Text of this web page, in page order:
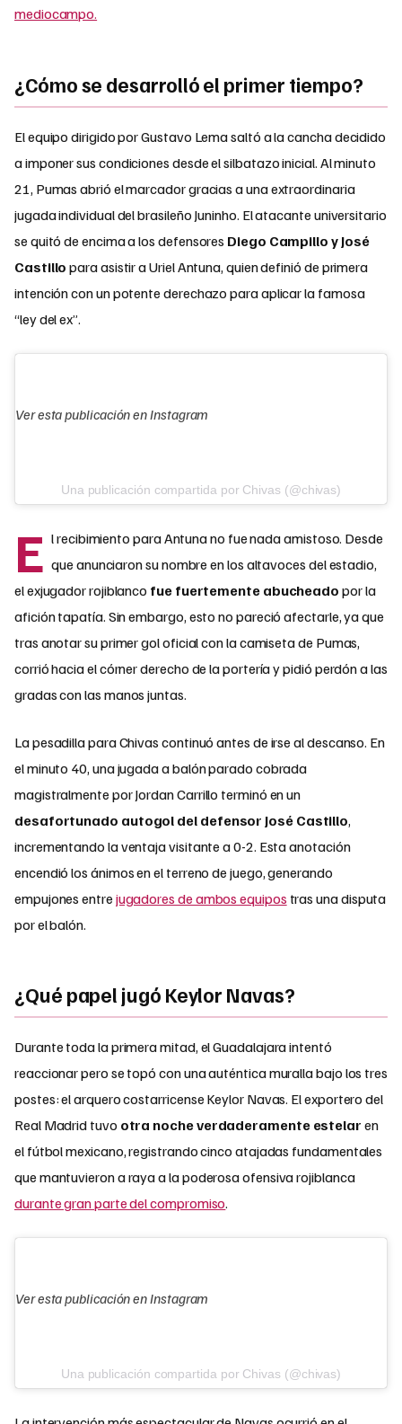
mediocampo.
¿Cómo se desarrolló el primer tiempo?
El equipo dirigido por Gustavo Lema saltó a la cancha decidido
a imponer sus condiciones desde el silbatazo inicial. Al minuto
21, Pumas abrió el marcador gracias a una extraordinaria
jugada individual del brasileño Juninho. El atacante universitario
se quitó de encima a los defensores Diego Campillo y José
Castillo para asistir a Uriel Antuna, quien definió de primera
intención con un potente derechazo para aplicar la famosa
“ley del ex”.
Ver esta publicación en Instagram
Una publicación compartida por Chivas (@chivas)
E l recibimiento para Antuna no fue nada amistoso. Desde
que anunciaron su nombre en los altavoces del estadio,
el exjugador rojiblanco fue fuertemente abucheado por la
afición tapatía. Sin embargo, esto no pareció afectarle, ya que
tras anotar su primer gol oficial con la camiseta de Pumas,
corrió hacia el córner derecho de la portería y pidió perdón a las
gradas con las manos juntas.
La pesadilla para Chivas continuó antes de irse al descanso. En
el minuto 40, una jugada a balón parado cobrada
magistralmente por Jordan Carrillo terminó en un
desafortunado autogol del defensor José Castillo,
incrementando la ventaja visitante a 0-2. Esta anotación
encendió los ánimos en el terreno de juego, generando
empujones entre jugadores de ambos equipos tras una disputa
por el balón.
¿Qué papel jugó Keylor Navas?
Durante toda la primera mitad, el Guadalajara intentó
reaccionar pero se topó con una auténtica muralla bajo los tres
postes: el arquero costarricense Keylor Navas. El exportero del
Real Madrid tuvo otra noche verdaderamente estelar en
el fútbol mexicano, registrando cinco atajadas fundamentales
que mantuvieron a raya a la poderosa ofensiva rojiblanca
durante gran parte del compromiso.
Ver esta publicación en Instagram
Una publicación compartida por Chivas (@chivas)